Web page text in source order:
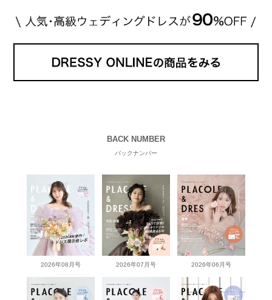
BACK NUMBER
バックナンバー
2026年08月号 2026年07月号 2026年06月号